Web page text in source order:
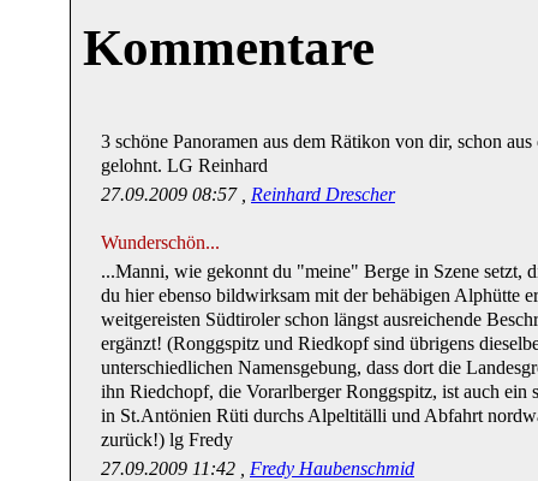
Kommentare
3 schöne Panoramen aus dem Rätikon von dir, schon
gelohnt. LG Reinhard
27.09.2009 08:57 , Reinhard Drescher
Wunderschön...
...Manni, wie gekonnt du "meine" Berge in Szene setzt,
du hier ebenso bildwirksam mit der behäbigen Alphütte
weitgereisten Südtiroler schon längst ausreichende
ergänzt! (Ronggspitz und Riedkopf sind übrigens
unterschiedlichen Namensgebung, dass dort die
ihn Riedchopf, die Vorarlberger Ronggspitz, ist auch ein
in St.Antönien Rüti durchs Alpeltitälli und Abfahrt
zurück!) lg Fredy
27.09.2009 11:42 , Fredy Haubenschmid